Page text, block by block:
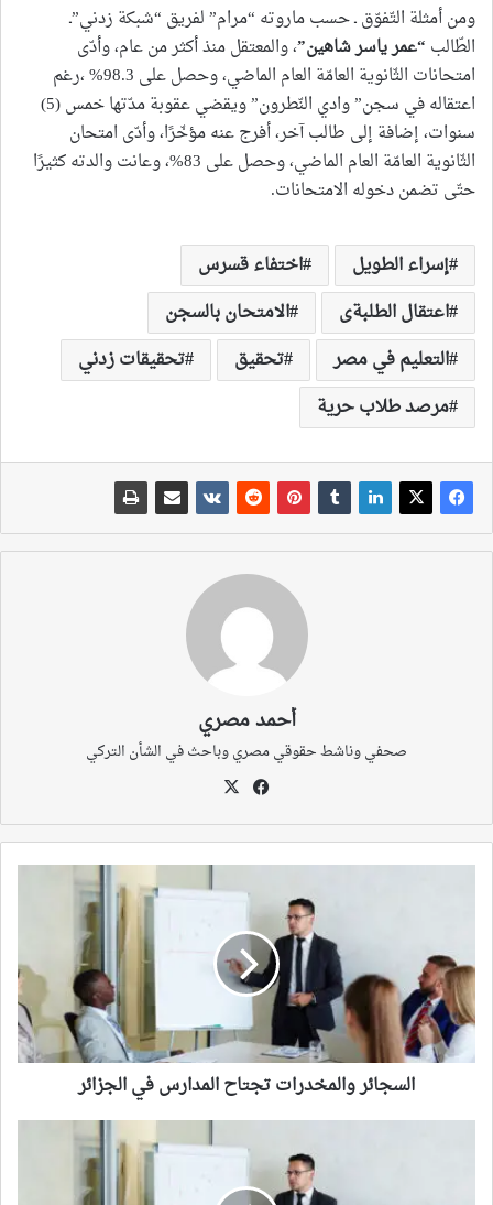
ومن أمثلة التّفوّق ـ حسب ماروته “مرام” لفريق “شبكة زدني”ـ
الطّالب “عمر ياسر شاهين”، والمعتقل منذ أكثر من عام، وأدّى
امتحانات الثّانوية العامّة العام الماضي، وحصل على 98.3% ،رغم
اعتقاله في سجن” وادي النّطرون” ويقضي عقوبة مدّتها خمس (5)
سنوات، إضافة إلى طالب آخر، أفرج عنه مؤخّرًا، وأدّى امتحان
الثّانوية العامّة العام الماضي، وحصل على 83%، وعانت والدته كثيرًا
حتّى تضمن دخوله الامتحانات.
إسراء الطويل
اختفاء قسرس
اعتقال الطلبةى
الامتحان بالسجن
التعليم في مصر
تحقيق
تحقيقات زدني
مرصد طلاب حرية
أحمد مصري
صحفي وناشط حقوقي مصري وباحث في الشأن التركي
فيسبوك
في
الجزائر
السجائر والمخدرات تجتاح المدارس في الجزائر